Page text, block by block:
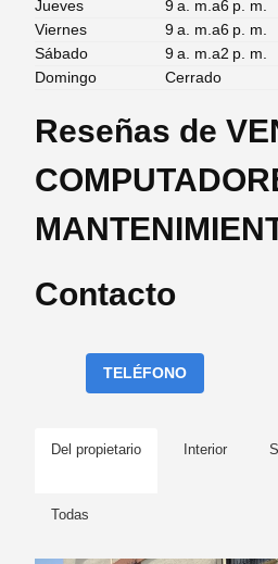
Jueves
9 a. m.a6 p. m.
Viernes
9 a. m.a6 p. m.
Sábado
9 a. m.a2 p. m.
Domingo
Cerrado
Reseñas de
Contacto
TELÉFONO
Del propietario Interior
Todas